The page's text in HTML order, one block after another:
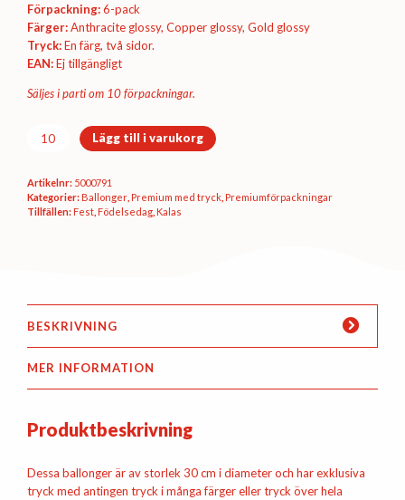
Förpackning:6-pack
Färger:Anthracite glossy, Copper glossy, Gold glossy
Tryck:En färg, två sidor.
EAN:Ej tillgängligt
Säljes i parti om 10 förpackningar.
Premiumförpackning
-
Happy
Lägg till i varukorg
Artikelnr: 5000791
Kategorier: Ballonger, Premium med tryck, Premium­förpackningar
Tillfällen: Fest, Födelsedag, Kalas
BESKRIVNING
MER INFORMATION
Produktbeskrivning
Dessa ballonger är av storlek 30 cm i diameter och har exklusiva
tryck med antingen tryck i många färger eller tryck över hela